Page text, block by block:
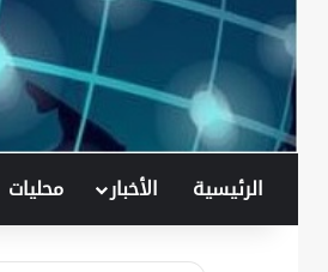
الرئيسية الأخبار محليات